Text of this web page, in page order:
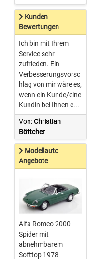
Kunden
Bewertungen
Ich bin mit Ihrem
Service sehr
zufrieden. Ein
Verbesserungsvorsc
hlag von mir wäre es,
wenn ein Kunde/eine
Kundin bei Ihnen e...
Von:Christian
Böttcher
Modellauto
Angebote
Alfa Romeo 2000
Spider mit
abnehmbarem
Softtop 1978